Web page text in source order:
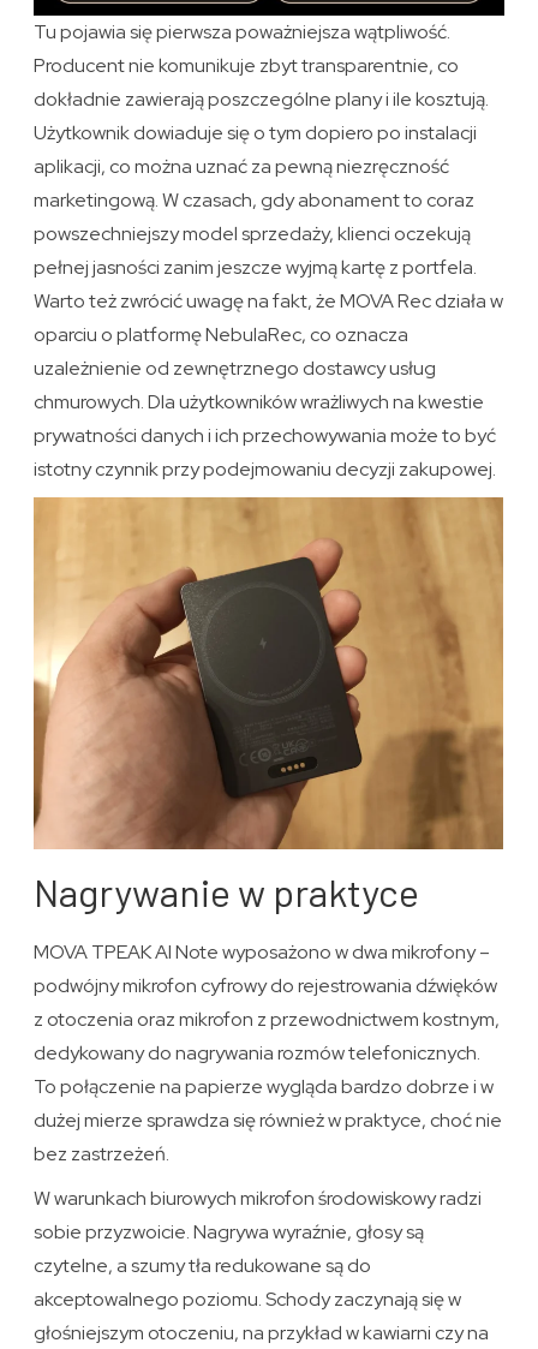
Tu pojawia się pierwsza poważniejsza wątpliwość.
Producent nie komunikuje zbyt transparentnie, co
dokładnie zawierają poszczególne plany i ile kosztują.
Użytkownik dowiaduje się o tym dopiero po instalacji
aplikacji, co można uznać za pewną niezręczność
marketingową. W czasach, gdy abonament to coraz
powszechniejszy model sprzedaży, klienci oczekują
pełnej jasności zanim jeszcze wyjmą kartę z portfela.
Warto też zwrócić uwagę na fakt, że MOVA Rec działa w
oparciu o platformę NebulaRec, co oznacza
uzależnienie od zewnętrznego dostawcy usług
chmurowych. Dla użytkowników wrażliwych na kwestie
prywatności danych i ich przechowywania może to być
istotny czynnik przy podejmowaniu decyzji zakupowej.
Nagrywanie w praktyce
MOVA TPEAK AI Note wyposażono w dwa mikrofony –
podwójny mikrofon cyfrowy do rejestrowania dźwięków
z otoczenia oraz mikrofon z przewodnictwem kostnym,
dedykowany do nagrywania rozmów telefonicznych.
To połączenie na papierze wygląda bardzo dobrze i w
dużej mierze sprawdza się również w praktyce, choć nie
bez zastrzeżeń.
W warunkach biurowych mikrofon środowiskowy radzi
sobie przyzwoicie. Nagrywa wyraźnie, głosy są
czytelne, a szumy tła redukowane są do
akceptowalnego poziomu. Schody zaczynają się w
głośniejszym otoczeniu, na przykład w kawiarni czy na